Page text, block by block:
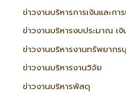
ข่าวงานบริหารการเงินและก
ข่าวงานบริหารงบประมาณ เ
ข่าวงานบริหารงานทรัพยากร
ข่าวงานบริหารงานวิจัย
ข่าวงานบริหารพัสดุ